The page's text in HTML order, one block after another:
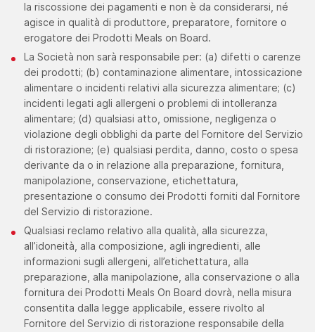
la riscossione dei pagamenti e non è da considerarsi, né
agisce in qualità di produttore, preparatore, fornitore o
erogatore dei Prodotti Meals on Board.
La Società non sarà responsabile per: (a) difetti o carenze
dei prodotti; (b) contaminazione alimentare, intossicazione
alimentare o incidenti relativi alla sicurezza alimentare; (c)
incidenti legati agli allergeni o problemi di intolleranza
alimentare; (d) qualsiasi atto, omissione, negligenza o
violazione degli obblighi da parte del Fornitore del Servizio
di ristorazione; (e) qualsiasi perdita, danno, costo o spesa
derivante da o in relazione alla preparazione, fornitura,
manipolazione, conservazione, etichettatura,
presentazione o consumo dei Prodotti forniti dal Fornitore
del Servizio di ristorazione.
Qualsiasi reclamo relativo alla qualità, alla sicurezza,
all’idoneità, alla composizione, agli ingredienti, alle
informazioni sugli allergeni, all’etichettatura, alla
preparazione, alla manipolazione, alla conservazione o alla
fornitura dei Prodotti Meals On Board dovrà, nella misura
consentita dalla legge applicabile, essere rivolto al
Fornitore del Servizio di ristorazione responsabile della